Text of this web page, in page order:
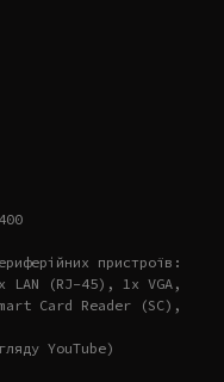
пристроїв:
LAN (RJ-45), 1x VGA,
Card Reader (SC),
YouTube)